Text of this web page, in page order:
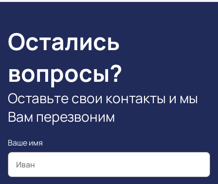
Остались
вопросы?
Оставьте свои контакты и мы
Вам перезвоним
Ваше имя